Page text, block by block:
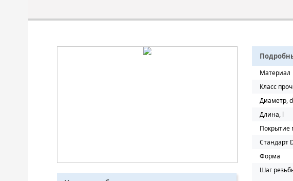
Материал
Класс
Диаметр, d
Длина, l
Покрытие
Стандарт
Форма
Шаг